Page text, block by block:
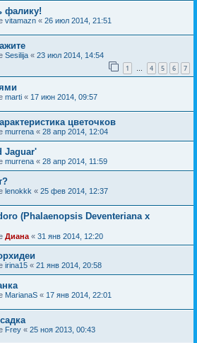
фалику!
vitamazn « 26 июл 2014, 21:51
Sesilija « 23 июл 2014, 14:54
1 … 4 5 6 7
marti « 17 июн 2014, 09:57
цветочков
murrena « 28 апр 2014, 12:04
Jaguar'
murrena « 28 апр 2014, 11:59
lenokkk « 25 фев 2014, 12:37
(Phalaenopsis Deventeriana x
Диана « 31 янв 2014, 12:20
irina15 « 21 янв 2014, 20:58
MarianaS « 17 янв 2014, 22:01
Frey « 25 ноя 2013, 00:43